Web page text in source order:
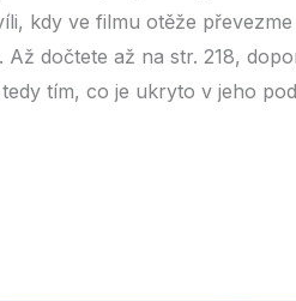
kdy ve filmu otěže převezme
dočtete až na str. 218,
tím, co je ukryto v jeho